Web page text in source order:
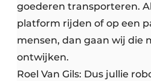
goederen transporteren.
platform rijden of op een
mensen, dan gaan wij die
ontwijken.
Roel Van Gils: Dus jullie